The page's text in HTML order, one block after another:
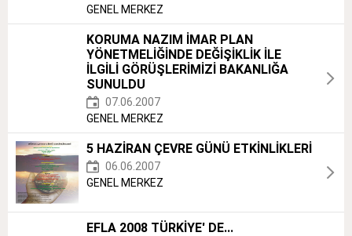
GENEL MERKEZ
KORUMA NAZIM İMAR PLAN
YÖNETMELİĞİNDE DEĞİŞİKLİK İLE
İLGİLİ GÖRÜŞLERİMİZİ BAKANLIĞA
SUNULDU
07.06.2007
GENEL MERKEZ
5 HAZİRAN ÇEVRE GÜNÜ ETKİNLİKLERİ
06.06.2007
GENEL MERKEZ
EFLA 2008 TÜRKİYE' DE...